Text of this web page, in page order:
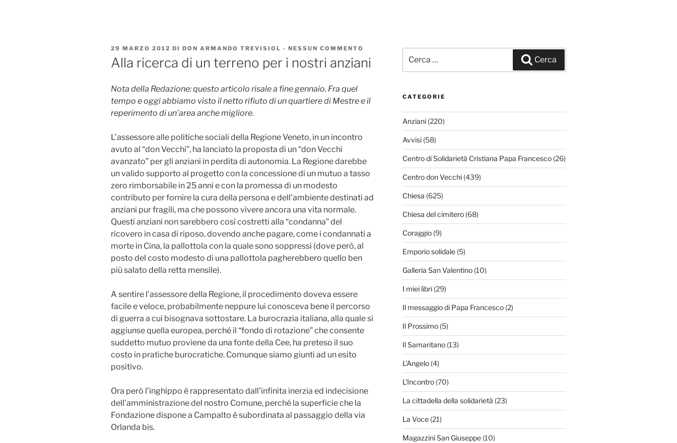
PUBBLICATO
IL
29 MARZO 2012 DI DON ARMANDO TREVISIOL - NESSUN COMMENTO
ALLA
PER
I
Alla ricerca di un terreno per i nostri anziani
Nota della Redazione: questo articolo risale a fine gennaio. Fra quel
tempo e oggi abbiamo visto il netto rifiuto di un quartiere di Mestre e il
reperimento di un’area anche migliore.
L’assessore alle politiche sociali della Regione Veneto, in un incontro
avuto al “don Vecchi”, ha lanciato la proposta di un “don Vecchi
avanzato” per gli anziani in perdita di autonomia. La Regione darebbe
un valido supporto al progetto con la concessione di un mutuo a tasso
zero rimborsabile in 25 anni e con la promessa di un modesto
contributo per fornire la cura della persona e dell’ambiente destinati ad
anziani pur fragili, ma che possono vivere ancora una vita normale.
Questi anziani non sarebbero così costretti alla “condanna” del
ricovero in casa di riposo, dovendo anche pagare, come i condannati a
morte in Cina, la pallottola con la quale sono soppressi (dove però, al
posto del costo modesto di una pallottola pagherebbero quello ben
più salato della retta mensile).
A sentire l’assessore della Regione, il procedimento doveva essere
facile e veloce, probabilmente neppure lui conosceva bene il percorso
di guerra a cui bisognava sottostare. La burocrazia italiana, alla quale si
aggiunse quella europea, perché il “fondo di rotazione” che consente
suddetto mutuo proviene da una fonte della Cee, ha preteso il suo
costo in pratiche burocratiche. Comunque siamo giunti ad un esito
positivo.
Ora però l’inghippo è rappresentato dall’infinita inerzia ed indecisione
dell’amministrazione del nostro Comune, perché la superficie che la
Fondazione dispone a Campalto è subordinata al passaggio della via
Orlanda bis.
Cerca
CATEGORIE
Anziani(220)
Avvisi(58)
Centro di Solidarietà Cristiana Papa Francesco(26)
Centro don Vecchi(439)
Chiesa (625)
Chiesa del cimitero(68)
Coraggio(9)
Emporio solidale(5)
Galleria San Valentino(10)
I miei libri(29)
Il messaggio di Papa Francesco(2)
Il Prossimo(5)
Il Samaritano(13)
L'Angelo(4)
L'Incontro(70)
La cittadella della solidarietà (23)
La Voce(21)
Magazzini San Giuseppe(10)